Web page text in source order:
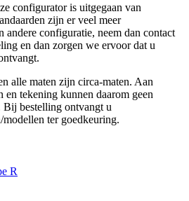
configurator is uitgegaan van
zijn er veel meer
andere configuratie, neem dan contact
en dan zorgen we ervoor dat u
alle maten zijn circa-maten. Aan
en tekening kunnen daarom geen
Bij bestelling ontvangt u
modellen ter goedkeuring.
R